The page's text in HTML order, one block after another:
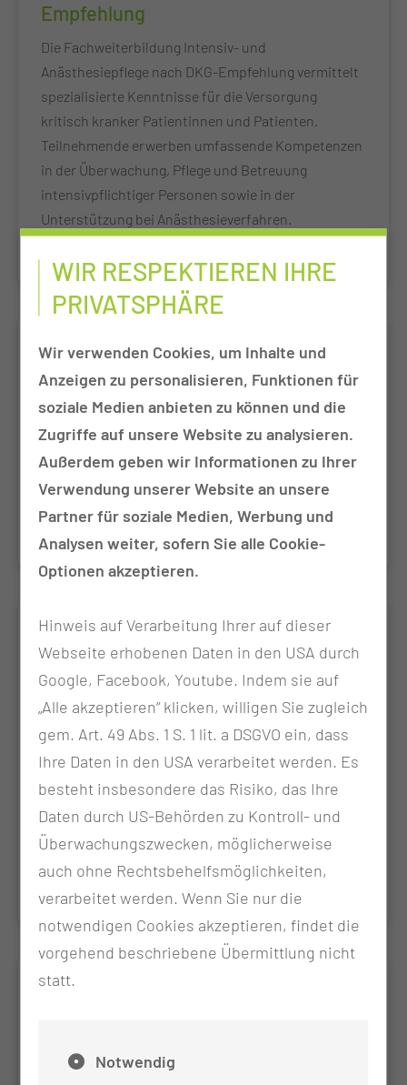
Empfehlung
Die Fachweiterbildung Intensiv- und
Anästhesiepflege nach DKG-Empfehlung vermittelt
spezialisierte Kenntnisse für die Versorgung
kritisch kranker Patientinnen und Patienten.
Teilnehmende erwerben umfassende Kompetenzen
in der Überwachung, Pflege und Betreuung
intensivpflichtiger Personen sowie in der
Unterstützung bei Anästhesieverfahren.
Fachweiterbildung Pflege in der
Onkologie nach DKG-Empfehlung
Die Fachweiterbildung Pflege in der Onkologie nach
DKG-Empfehlung qualifiziert Pflegefachpersonen
dazu, Patientinnen und Patienten mit
und evidenzbasiert zu begleiten und zu versorgen.
Weiterbildung Praxisanleitung nach
DKG-Empfehlung
Die berufsbegleitende Weiterbildung
Praxisanleitung (DKG) qualifiziert Fachkräfte aus
Gesundheitsberufen für die gezielte Anleitung und
Begleitung von Auszubildenden. Neben
methodisch-didaktischen Grundlagen werden
Kommunikations- und Reflexionsfähigkeiten
vermittelt, die eine erfolgreiche Lernbegleitung in
Theorie und Praxis ermöglichen.
24h berufspädagogische
die pädagogische und fachliche Qualifikation von
WIR RESPEKTIEREN IHRE
PRIVATSPHÄRE
Wir verwenden Cookies, um Inhalte und
Anzeigen zu personalisieren, Funktionen für
soziale Medien anbieten zu können und die
Zugriffe auf unsere Website zu analysieren.
Außerdem geben wir Informationen zu Ihrer
Verwendung unserer Website an unsere
Partner für soziale Medien, Werbung und
Analysen weiter, sofern Sie alle Cookie-
Optionen akzeptieren.
Hinweis auf Verarbeitung Ihrer auf dieser
Webseite erhobenen Daten in den USA durch
Google, Facebook, Youtube. Indem sie auf
„Alle akzeptieren“ klicken, willigen Sie zugleich
gem. Art. 49 Abs. 1 S. 1 lit. a DSGVO ein, dass
Ihre Daten in den USA verarbeitet werden. Es
besteht insbesondere das Risiko, das Ihre
Daten durch US-Behörden zu Kontroll- und
Überwachungszwecken, möglicherweise
auch ohne Rechtsbehelfsmöglichkeiten,
verarbeitet werden. Wenn Sie nur die
notwendigen Cookies akzeptieren, findet die
vorgehend beschriebene Übermittlung nicht
statt.
Notwendig